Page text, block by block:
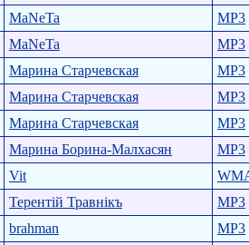
MaNeTa MP3
MaNeTa MP3
Марина Старчевская MP3
Марина Старчевская MP3
Марина Старчевская MP3
Марина Борина-Малхасян MP3
Vit
Терентiй Травнiкъ MP3
brahman MP3